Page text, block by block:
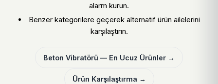
alarm kurun.
Benzer kategorilere geçerek alternatif ürün ailelerini
karşılaştırın.
Beton Vibratörü — En Ucuz Ürünler →
Ürün Karşılaştırma →